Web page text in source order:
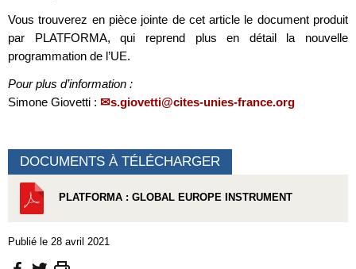
Vous trouverez en pièce jointe de cet article le document produit
par PLATFORMA, qui reprend plus en détail la nouvelle
programmation de l’UE.
Pour plus d’information :
Simone Giovetti :
s.giovetti@cites-unies-france.org
DOCUMENTS À TÉLÉCHARGER
PLATFORMA : GLOBAL EUROPE INSTRUMENT
Publié le 28 avril 2021